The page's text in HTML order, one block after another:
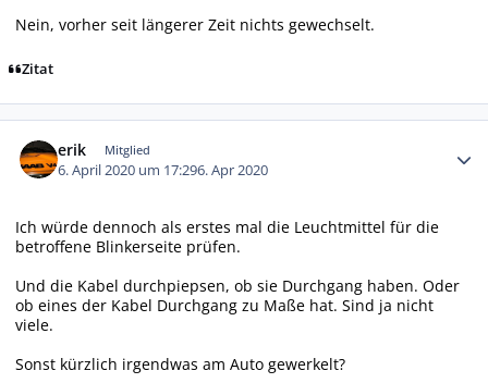
Nein, vorher seit längerer Zeit nichts gewechselt.
Zitat
erik Mitglied
6. April 2020 um 17:296. Apr 2020
Ich würde dennoch als erstes mal die Leuchtmittel für die
betroffene Blinkerseite prüfen.
Und die Kabel durchpiepsen, ob sie Durchgang haben. Oder
ob eines der Kabel Durchgang zu Maße hat. Sind ja nicht
viele.
Sonst kürzlich irgendwas am Auto gewerkelt?